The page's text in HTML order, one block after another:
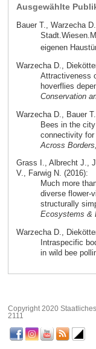
Ausgewählte
Bauer T., Warzecha
eigenen
Warzecha D.,
Attractiveness
hoverflies
Conservation
Warzecha D., Bauer
Bees in the
connectivity for
Across
Grass I., Albrecht J.,
V., Farwig N. (2016):
Much more
diverse flower-
structurally
Ecosystems &
Warzecha D.,
Intraspecific
in wild bee
Copyright 2020
2111